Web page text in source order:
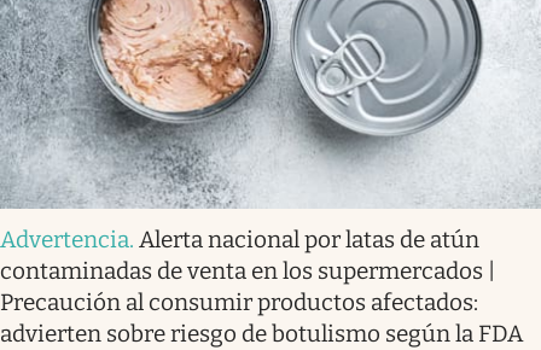
Advertencia. Alerta nacional por latas de atún
contaminadas de venta en los supermercados |
Precaución al consumir productos afectados:
advierten sobre riesgo de botulismo según la FDA